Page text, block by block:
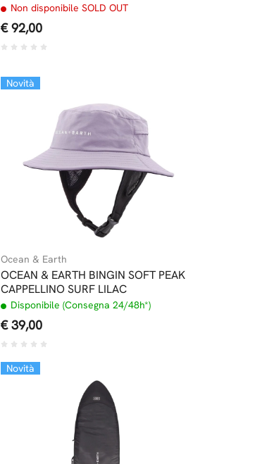
Non disponibile SOLD OUT
€ 92,00
Novità
Ocean & Earth
OCEAN & EARTH BINGIN SOFT PEAK
CAPPELLINO SURF LILAC
Disponibile (Consegna 24/48h*)
€ 39,00
Novità